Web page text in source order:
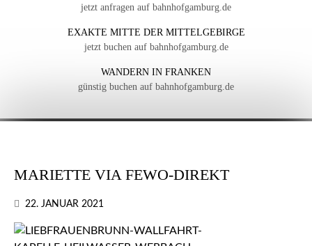
jetzt anfragen auf bahnhofgamburg.de
EXAKTE MITTE DER MITTELGEBIRGE
jetzt buchen auf bahnhofgamburg.de
WANDERN IN FRANKEN
günstig buchen auf bahnhofgamburg.de
MARIETTE VIA FEWO-DIREKT
22. JANUAR 2021